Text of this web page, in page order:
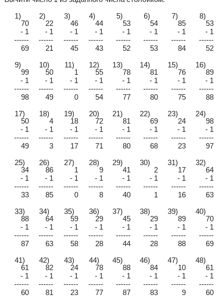
1)
70
2)
22
3)
46
4)
44
5)
53
6)
54
7)
85
8)
53
- 1
- 1 - 1 - 1 - 1 - 1 - 1
- 1
------
------ ------ ------ ------ ------ ------
------
69
21 45 43 52 53 84
52
9)
99
10)
50
11)
1
12)
55
13)
78
14)
81
15)
76
16)
89
- 1
- 1 - 1 - 1 - 1 - 1 - 1
- 1
------
------ ------ ------ ------ ------ ------
------
98
49 0 54 77 80 75
88
17)
50
18)
4
19)
18
20)
72
21)
81
22)
69
23)
24
24)
98
- 1
- 1 - 1 - 1 - 1 - 1 - 1
- 1
------
------ ------ ------ ------ ------ ------
------
49
3 17 71 80 68 23
97
25)
34
26)
86
27)
1
28)
9
29)
41
30)
2
31)
17
32)
64
- 1
- 1 - 1 - 1 - 1 - 1 - 1
- 1
------
------ ------ ------ ------ ------ ------
------
33
85 0 8 40 1 16
63
33)
88
34)
64
35)
59
36)
29
37)
45
38)
29
39)
89
40)
70
- 1
- 1 - 1 - 1 - 1 - 1 - 1
- 1
------
------ ------ ------ ------ ------ ------
------
87
63 58 28 44 28 88
69
41)
61
42)
82
43)
24
44)
78
45)
88
46)
84
47)
10
48)
61
- 1
- 1 - 1 - 1 - 1 - 1 - 1
- 1
------
------ ------ ------ ------ ------ ------
------
60
81 23 77 87 83 9
60